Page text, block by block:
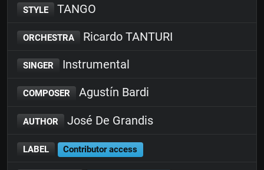
STYLE TANGO
ORCHESTRA Ricardo TANTURI
SINGER Instrumental
COMPOSER Agustín Bardi
AUTHOR José De Grandis
LABEL Contributor access